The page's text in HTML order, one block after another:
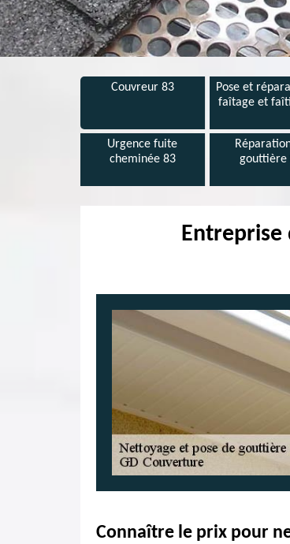
Couvreur 83
Pose et
faîtage et
Urgence fuite
cheminée 83
gouttière
Entreprise
Connaître le prix pour